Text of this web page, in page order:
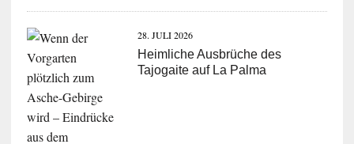
28. JULI 2026
Heimliche Ausbrüche des
Tajogaite auf La Palma